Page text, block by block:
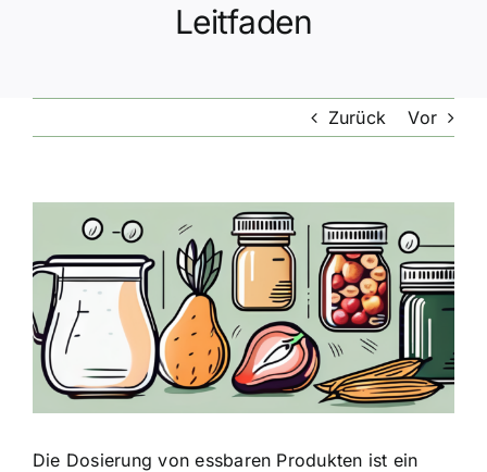
Leitfaden
Zurück Vor
grösseres
Bild
Die Dosierung von essbaren Produkten ist ein